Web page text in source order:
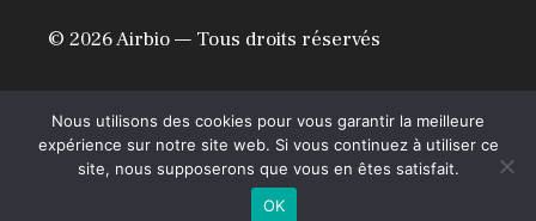
© 2026 Airbio — Tous droits réservés
Nous utilisons des cookies pour vous garantir la meilleure
expérience sur notre site web. Si vous continuez à utiliser ce
site, nous supposerons que vous en êtes satisfait.
OK